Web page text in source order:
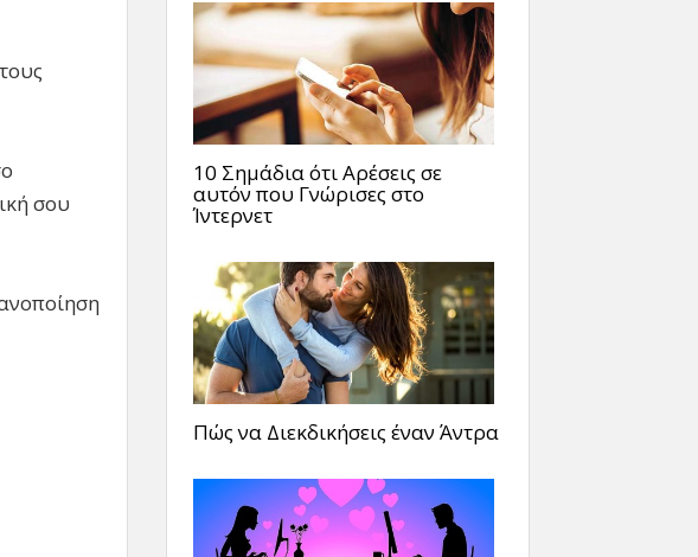
σου
10 Σημάδια ότι Αρέσεις σε
αυτόν που Γνώρισες στο
Ίντερνετ
Πώς να Διεκδικήσεις έναν Άντρα